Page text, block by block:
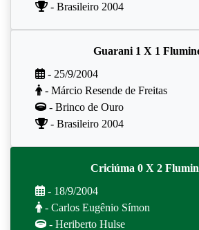
- Brasileiro 2004
Guarani 1 X 1
- 25/9/2004
- Márcio Resende de Freitas
- Brinco de Ouro
- Brasileiro 2004
Criciúma 0 X 2
- 18/9/2004
- Carlos Eugênio Símon
- Heriberto Hulse